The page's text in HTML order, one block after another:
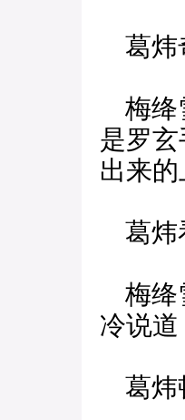
葛炜
梅绛
是罗
出来
葛炜
梅绛
冷说
葛炜